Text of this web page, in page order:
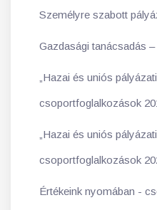
Személyre szabott
Gazdasági tanácsadás
„Hazai és uniós
csoportfoglalkozások
„Hazai és uniós
csoportfoglalkozások
Értékeink nyomában -